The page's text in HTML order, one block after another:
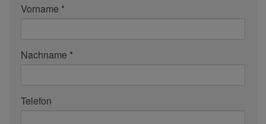
Vorname
Nachname
Telefon